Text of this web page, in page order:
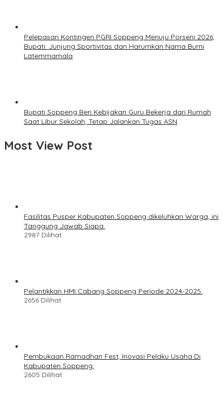
Pelepasan Kontingen PGRI Soppeng Menuju Porseni 2026,
Bupati: Junjung Sportivitas dan Harumkan Nama Bumi
Latemmamala
Bupati Soppeng Beri Kebijakan Guru Bekerja dari Rumah
Saat Libur Sekolah, Tetap Jalankan Tugas ASN
Most View Post
Fasilitas Pusper Kabupaten Soppeng dikeluhkan Warga, ini
Tanggung Jawab Siapa.
2987 Dilihat
Pelantikkan HMI Cabang Soppeng Periode 2024-2025.
2656 Dilihat
Pembukaan Ramadhan Fest, Inovasi Pelaku Usaha Di
Kabupaten Soppeng.
2605 Dilihat